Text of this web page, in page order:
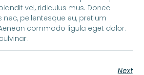
vel, ridiculus mus. Donec
nec, pellentesque eu, pretium
commodo ligula eget dolor.
Next